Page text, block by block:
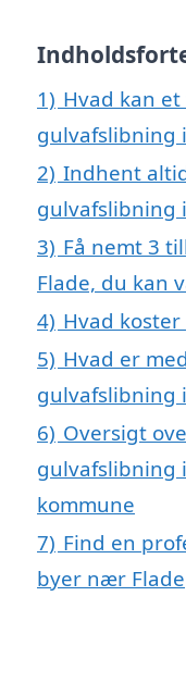
1) Hvad kan
gulvafslibning
2) Indhent
gulvafslibning
3) Få nemt 3
Flade, du kan
4) Hvad
5) Hvad er
gulvafslibning
6) Oversigt
gulvafslibning
kommune
7) Find en
byer nær Flade